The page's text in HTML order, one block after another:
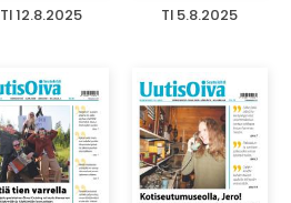
TI 12.8.2025 TI 5.8.2025